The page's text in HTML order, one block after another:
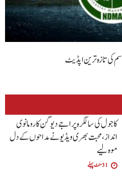
کی تازہ ترین اپڈیٹ
کاجول کی سالگرہ پر اجے دیوگن کا رومانوی
انداز، محبت بھری ویڈیو نے مداحوں کے دل
موہ لیے
31 منٹ پہلے